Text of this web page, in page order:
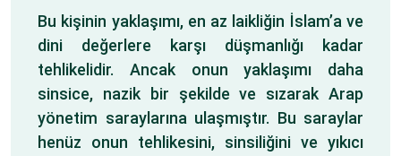
Bu kişinin yaklaşımı, en az laikliğin İslam’a ve
dini değerlere karşı düşmanlığı kadar
tehlikelidir. Ancak onun yaklaşımı daha
sinsice, nazik bir şekilde ve sızarak Arap
yönetim saraylarına ulaşmıştır. Bu saraylar
henüz onun tehlikesini, sinsiliğini ve yıkıcı